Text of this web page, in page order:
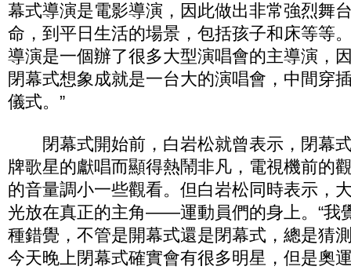
幕式導演是電影導演，因此做出非常強烈舞
命，到平日生活的場景，包括孩子和床等等
導演是一個辦了很多大型演唱會的主導演，
閉幕式想象成就是一台大的演唱會，中間穿
儀式。”
閉幕式開始前，白岩松就曾表示，閉幕
牌歌星的獻唱而顯得熱鬧非凡，電視機前的
的音量調小一些觀看。但白岩松同時表示，
光放在真正的主角——運動員們的身上。“我
種錯覺，不管是開幕式還是閉幕式，總是猜
今天晚上閉幕式確實會有很多明星，但是奧